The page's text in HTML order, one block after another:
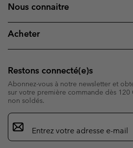
Nous connaitre
Acheter
Restons connecté(e)s
Abonnez-vous à notre newsletter et
sur votre première commande dès 120
non soldés.
Inscription
par
e-